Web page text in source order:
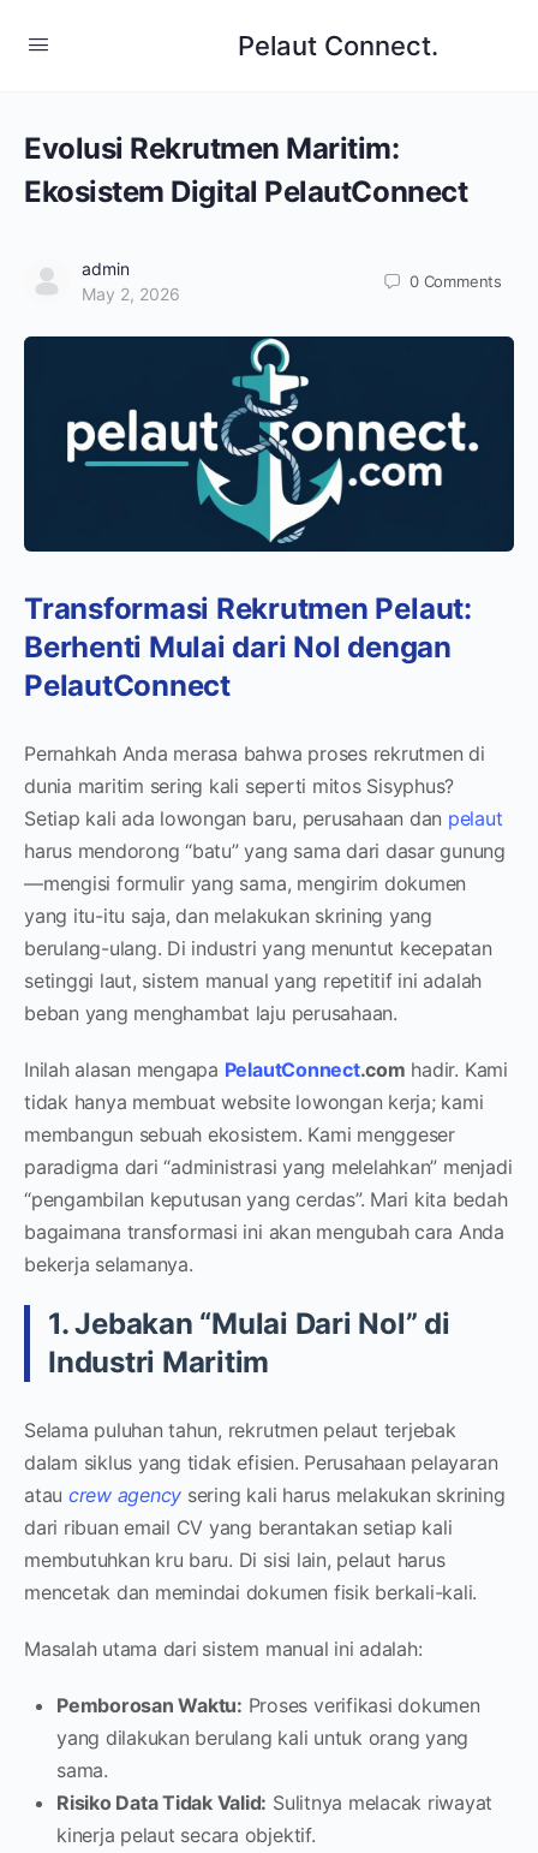
Pelaut Connect.
Evolusi Rekrutmen Maritim:
Ekosistem Digital PelautConnect
admin
May 2, 2026
0 Comments
rekrutmen maritim
Transformasi Rekrutmen Pelaut:
Berhenti Mulai dari Nol dengan
PelautConnect
Pernahkah Anda merasa bahwa proses rekrutmen di
dunia maritim sering kali seperti mitos Sisyphus?
Setiap kali ada lowongan baru, perusahaan dan pelaut
harus mendorong “batu” yang sama dari dasar gunung
—mengisi formulir yang sama, mengirim dokumen
yang itu-itu saja, dan melakukan skrining yang
berulang-ulang. Di industri yang menuntut kecepatan
setinggi laut, sistem manual yang repetitif ini adalah
beban yang menghambat laju perusahaan.
Inilah alasan mengapa PelautConnect.com hadir. Kami
tidak hanya membuat website lowongan kerja; kami
membangun sebuah ekosistem. Kami menggeser
paradigma dari “administrasi yang melelahkan” menjadi
“pengambilan keputusan yang cerdas”. Mari kita bedah
bagaimana transformasi ini akan mengubah cara Anda
bekerja selamanya.
1. Jebakan “Mulai Dari Nol” di
Industri Maritim
Selama puluhan tahun, rekrutmen pelaut terjebak
dalam siklus yang tidak efisien. Perusahaan pelayaran
atau crew agency sering kali harus melakukan skrining
dari ribuan email CV yang berantakan setiap kali
membutuhkan kru baru. Di sisi lain, pelaut harus
mencetak dan memindai dokumen fisik berkali-kali.
Masalah utama dari sistem manual ini adalah:
Pemborosan Waktu: Proses verifikasi dokumen
yang dilakukan berulang kali untuk orang yang
sama.
Risiko Data Tidak Valid: Sulitnya melacak riwayat
kinerja pelaut secara objektif.